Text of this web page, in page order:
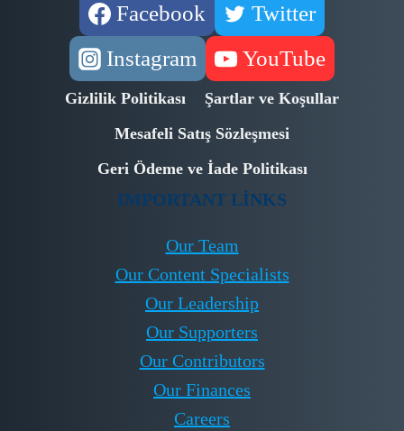
Facebook
Twitter
Instagram
YouTube
Gizlilik Politikası
Şartlar ve Koşullar
Mesafeli Satış Sözleşmesi
Geri Ödeme ve İade Politikası
IMPORTANT LINKS
Our Team
Our Content Specialists
Our Leadership
Our Supporters
Our Contributors
Our Finances
Careers